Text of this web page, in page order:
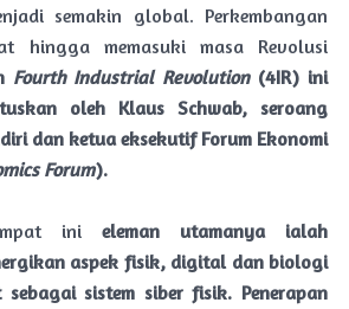
semakin global. Perkembangan
hingga memasuki masa Revolusi
Fourth Industrial Revolution (4IR) ini
oleh Klaus Schwab, seroang
dan ketua eksekutif Forum Ekonomi
Forum).
ini eleman utamanya ialah
aspek fisik, digital dan biologi
sistem siber fisik. Penerapan